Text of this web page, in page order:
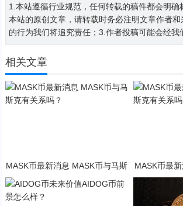
1.本站遵循行业规范，任何转载的稿件都会明确
本站的原创文章，请转载时务必注明文章作者和
的行为我们将追究责任；3.作者投稿可能会经我
相关文章
MASK币最新消息 MASK币与马斯
MASK币最
克